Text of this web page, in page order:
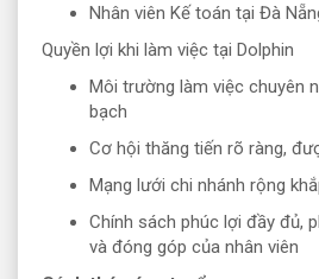
Nhân viên Kế toán tại Đà
Quyền lợi khi làm việc tại Dolphin
Môi trường làm việc chuyên
bạch
Cơ hội thăng tiến rõ ràng,
Mạng lưới chi nhánh rộng
Chính sách phúc lợi đầy đủ,
và đóng góp của nhân viên